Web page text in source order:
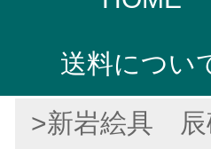
送料につい
>新岩絵具